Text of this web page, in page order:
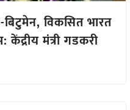
विकसित भारत
मंत्री गडकरी